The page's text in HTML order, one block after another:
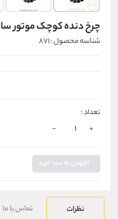
چرخ دنده کوچک موتور
شناسه محصول : 871
تعداد :
+
-
افزودن به سبد خرید
نظرات تماس با ما